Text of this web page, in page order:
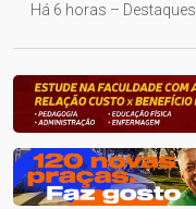
Há 6 horas – Destaques